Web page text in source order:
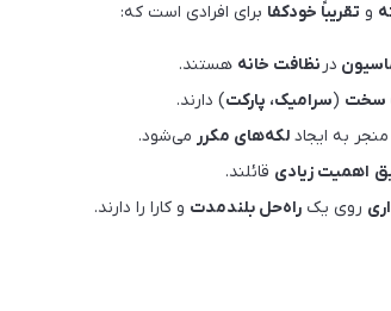
و تقریباً خودکفا برای افرادی است که:
در نظافت خانه هستند.
سخت (سرامیک، پارکت) دارند.
منجر به ایجاد لکه‌های مکرر می‌شود.
اهمیت زیادی قائلند.
روی یک راه‌حل بلندمدت و کارا را دارند.